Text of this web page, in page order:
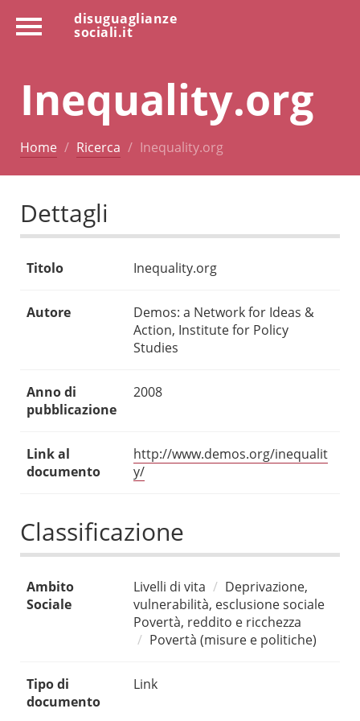
disuguaglianze
sociali.it
Inequality.org
Home Ricerca Inequality.org
Dettagli
Titolo Inequality.org
Autore
Demos: a Network for Ideas &
Action, Institute for Policy
Studies
Anno di
pubblicazione
2008
Link al
documento
http://www.demos.org/inequalit
y/
Classificazione
Ambito
Sociale
Livelli di vita
Deprivazione,
vulnerabilità, esclusione sociale
Povertà, reddito e ricchezza
Povertà (misure e politiche)
Tipo di
documento
Link